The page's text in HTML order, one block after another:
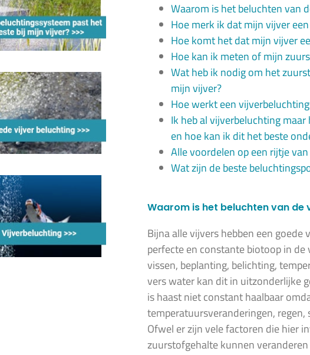
Waarom is het beluchten van
Hoe merk ik dat mijn vijver
Hoe komt het dat mijn vijver
Hoe kan ik meten of mijn
Wat heb ik nodig om het
mijn vijver?
Hoe werkt een
Ik heb al vijverbeluchting
en hoe kan ik dit het beste
Alle voordelen op een rijtje
Wat zijn de beste
Waarom is het beluchten van de
Bijna alle vijvers hebben een
perfecte en constante biotoop in
vissen, beplanting, belichting,
vers water kan dit in uitzonderlijke
is haast niet constant haalbaar
temperatuursveranderingen,
Ofwel er zijn vele factoren die hier
zuurstofgehalte kunnen